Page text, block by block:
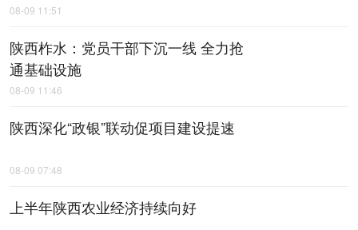
08-09 11:51
陕西柞水：党员干部下沉一线 全力抢
通基础设施
08-09 11:46
陕西深化“政银”联动促项目建设提速
08-09 07:48
上半年陕西农业经济持续向好